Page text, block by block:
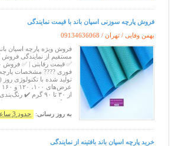
فروش پارچه سوزنی اسپان باند با قیمت نمایندگی
بهمن وفایی / تهران / 09134636068
فروش ویژه پارچه اسپان
مستقیم از نمایندگی فروش
✅ قیمت رقابتی | ✅ فروش
فوری ???? مشخصات
از ۳۰ تا ۹۰ گرم ✔️
مشکی، سبز، صورتی و ...
گان، کاور، ساک تبلیغاتی،
به روز رسانی: حدود 3 ساعت پیش
خرید پارچه اسپان باند بافتینه از نمایندگی